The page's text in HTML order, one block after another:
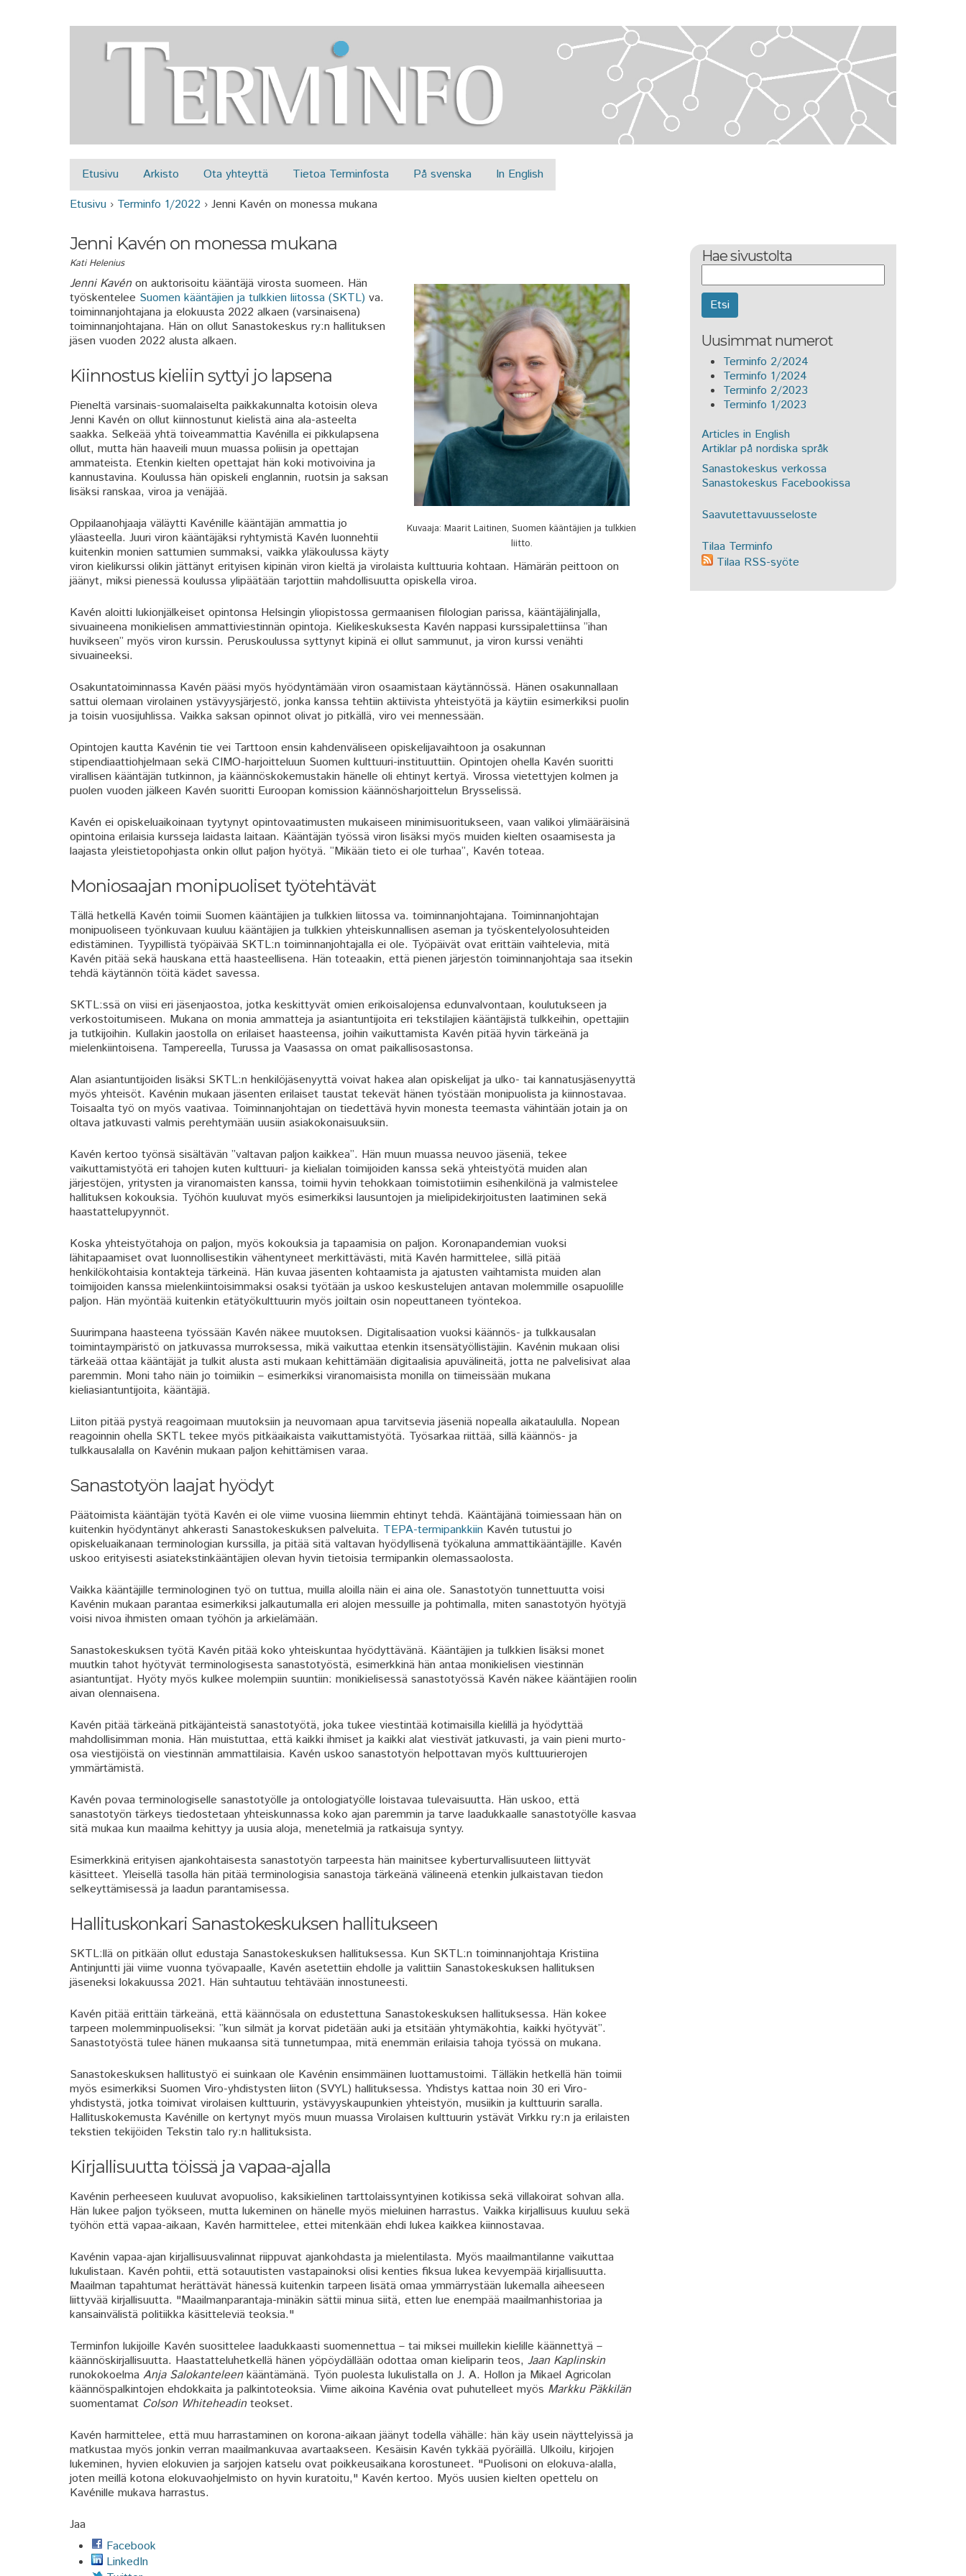
Päävalikko
Etusivu Arkisto Ota yhteyttä Tietoa Terminfosta På svenska In English
Etusivu › Terminfo 1/2022 › Jenni Kavén on monessa mukana
Jenni Kavén on monessa mukana
Kati Helenius
Kuvaaja: Maarit Laitinen, Suomen kääntäjien ja tulkkien
liitto.
Jenni Kavénon auktorisoitu kääntäjä virosta suomeen. Hän
työskentelee Suomen kääntäjien ja tulkkien liitossa (SKTL) va.
toiminnanjohtajana ja elokuusta 2022 alkaen (varsinaisena)
toiminnanjohtajana. Hän on ollut Sanastokeskus ry:n hallituksen
jäsen vuoden 2022 alusta alkaen.
Kiinnostus kieliin syttyi jo lapsena
Pieneltä varsinais-suomalaiselta paikkakunnalta kotoisin oleva
Jenni Kavén on ollut kiinnostunut kielistä aina ala-asteelta
saakka. Selkeää yhtä toiveammattia Kavénilla ei pikkulapsena
ollut, mutta hän haaveili muun muassa poliisin ja opettajan
ammateista. Etenkin kielten opettajat hän koki motivoivina ja
kannustavina. Koulussa hän opiskeli englannin, ruotsin ja saksan
lisäksi ranskaa, viroa ja venäjää.
Oppilaanohjaaja väläytti Kavénille kääntäjän ammattia jo
yläasteella. Juuri viron kääntäjäksi ryhtymistä Kavén luonnehtii
kuitenkin monien sattumien summaksi, vaikka yläkoulussa käyty
viron kielikurssi olikin jättänyt erityisen kipinän viron kieltä ja virolaista kulttuuria kohtaan. Hämärän peittoon on
jäänyt, miksi pienessä koulussa ylipäätään tarjottiin mahdollisuutta opiskella viroa.
Kavén aloitti lukionjälkeiset opintonsa Helsingin yliopistossa germaanisen filologian parissa, kääntäjälinjalla,
sivuaineena monikielisen ammattiviestinnän opintoja. Kielikeskuksesta Kavén nappasi kurssipalettiinsa ”ihan
huvikseen” myös viron kurssin. Peruskoulussa syttynyt kipinä ei ollut sammunut, ja viron kurssi venähti
sivuaineeksi.
Osakuntatoiminnassa Kavén pääsi myös hyödyntämään viron osaamistaan käytännössä. Hänen osakunnallaan
sattui olemaan virolainen ystävyysjärjestö, jonka kanssa tehtiin aktiivista yhteistyötä ja käytiin esimerkiksi puolin
ja toisin vuosijuhlissa. Vaikka saksan opinnot olivat jo pitkällä, viro vei mennessään.
Opintojen kautta Kavénin tie vei Tarttoon ensin kahdenväliseen opiskelijavaihtoon ja osakunnan
stipendiaattiohjelmaan sekä CIMO-harjoitteluun Suomen kulttuuri-instituuttiin. Opintojen ohella Kavén suoritti
virallisen kääntäjän tutkinnon, ja käännöskokemustakin hänelle oli ehtinyt kertyä. Virossa vietettyjen kolmen ja
puolen vuoden jälkeen Kavén suoritti Euroopan komission käännösharjoittelun Brysselissä.
Kavén ei opiskeluaikoinaan tyytynyt opintovaatimusten mukaiseen minimisuoritukseen, vaan valikoi ylimääräisinä
opintoina erilaisia kursseja laidasta laitaan. Kääntäjän työssä viron lisäksi myös muiden kielten osaamisesta ja
laajasta yleistietopohjasta onkin ollut paljon hyötyä. ”Mikään tieto ei ole turhaa”, Kavén toteaa.
Moniosaajan monipuoliset työtehtävät
Tällä hetkellä Kavén toimii Suomen kääntäjien ja tulkkien liitossa va. toiminnanjohtajana. Toiminnanjohtajan
monipuoliseen työnkuvaan kuuluu kääntäjien ja tulkkien yhteiskunnallisen aseman ja työskentelyolosuhteiden
edistäminen. Tyypillistä työpäivää SKTL:n toiminnanjohtajalla ei ole. Työpäivät ovat erittäin vaihtelevia, mitä
Kavén pitää sekä hauskana että haasteellisena. Hän toteaakin, että pienen järjestön toiminnanjohtaja saa itsekin
tehdä käytännön töitä kädet savessa.
SKTL:ssä on viisi eri jäsenjaostoa, jotka keskittyvät omien erikoisalojensa edunvalvontaan, koulutukseen ja
verkostoitumiseen. Mukana on monia ammatteja ja asiantuntijoita eri tekstilajien kääntäjistä tulkkeihin, opettajiin
ja tutkijoihin. Kullakin jaostolla on erilaiset haasteensa, joihin vaikuttamista Kavén pitää hyvin tärkeänä ja
mielenkiintoisena. Tampereella, Turussa ja Vaasassa on omat paikallisosastonsa.
Alan asiantuntijoiden lisäksi SKTL:n henkilöjäsenyyttä voivat hakea alan opiskelijat ja ulko- tai kannatusjäsenyyttä
myös yhteisöt. Kavénin mukaan jäsenten erilaiset taustat tekevät hänen työstään monipuolista ja kiinnostavaa.
Toisaalta työ on myös vaativaa. Toiminnanjohtajan on tiedettävä hyvin monesta teemasta vähintään jotain ja on
oltava jatkuvasti valmis perehtymään uusiin asiakokonaisuuksiin.
Kavén kertoo työnsä sisältävän ”valtavan paljon kaikkea”. Hän muun muassa neuvoo jäseniä, tekee
vaikuttamistyötä eri tahojen kuten kulttuuri- ja kielialan toimijoiden kanssa sekä yhteistyötä muiden alan
järjestöjen, yritysten ja viranomaisten kanssa, toimii hyvin tehokkaan toimistotiimin esihenkilönä ja valmistelee
hallituksen kokouksia. Työhön kuuluvat myös esimerkiksi lausuntojen ja mielipidekirjoitusten laatiminen sekä
haastattelupyynnöt.
Koska yhteistyötahoja on paljon, myös kokouksia ja tapaamisia on paljon. Koronapandemian vuoksi
lähitapaamiset ovat luonnollisestikin vähentyneet merkittävästi, mitä Kavén harmittelee, sillä pitää
henkilökohtaisia kontakteja tärkeinä. Hän kuvaa jäsenten kohtaamista ja ajatusten vaihtamista muiden alan
toimijoiden kanssa mielenkiintoisimmaksi osaksi työtään ja uskoo keskustelujen antavan molemmille osapuolille
paljon. Hän myöntää kuitenkin etätyökulttuurin myös joiltain osin nopeuttaneen työntekoa.
Suurimpana haasteena työssään Kavén näkee muutoksen. Digitalisaation vuoksi käännös- ja tulkkausalan
toimintaympäristö on jatkuvassa murroksessa, mikä vaikuttaa etenkin itsensätyöllistäjiin. Kavénin mukaan olisi
tärkeää ottaa kääntäjät ja tulkit alusta asti mukaan kehittämään digitaalisia apuvälineitä, jotta ne palvelisivat alaa
paremmin. Moni taho näin jo toimiikin – esimerkiksi viranomaisista monilla on tiimeissään mukana
kieliasiantuntijoita, kääntäjiä.
Liiton pitää pystyä reagoimaan muutoksiin ja neuvomaan apua tarvitsevia jäseniä nopealla aikataululla. Nopean
reagoinnin ohella SKTL tekee myös pitkäaikaista vaikuttamistyötä. Työsarkaa riittää, sillä käännös- ja
tulkkausalalla on Kavénin mukaan paljon kehittämisen varaa.
Sanastotyön laajat hyödyt
Päätoimista kääntäjän työtä Kavén ei ole viime vuosina liiemmin ehtinyt tehdä. Kääntäjänä toimiessaan hän on
kuitenkin hyödyntänyt ahkerasti Sanastokeskuksen palveluita. TEPA-termipankkiin Kavén tutustui jo
opiskeluaikanaan terminologian kurssilla, ja pitää sitä valtavan hyödyllisenä työkaluna ammattikääntäjille. Kavén
uskoo erityisesti asiatekstinkääntäjien olevan hyvin tietoisia termipankin olemassaolosta.
Vaikka kääntäjille terminologinen työ on tuttua, muilla aloilla näin ei aina ole. Sanastotyön tunnettuutta voisi
Kavénin mukaan parantaa esimerkiksi jalkautumalla eri alojen messuille ja pohtimalla, miten sanastotyön hyötyjä
voisi nivoa ihmisten omaan työhön ja arkielämään.
Sanastokeskuksen työtä Kavén pitää koko yhteiskuntaa hyödyttävänä. Kääntäjien ja tulkkien lisäksi monet
muutkin tahot hyötyvät terminologisesta sanastotyöstä, esimerkkinä hän antaa monikielisen viestinnän
asiantuntijat. Hyöty myös kulkee molempiin suuntiin: monikielisessä sanastotyössä Kavén näkee kääntäjien roolin
aivan olennaisena.
Kavén pitää tärkeänä pitkäjänteistä sanastotyötä, joka tukee viestintää kotimaisilla kielillä ja hyödyttää
mahdollisimman monia. Hän muistuttaa, että kaikki ihmiset ja kaikki alat viestivät jatkuvasti, ja vain pieni murto-
osa viestijöistä on viestinnän ammattilaisia. Kavén uskoo sanastotyön helpottavan myös kulttuurierojen
ymmärtämistä.
Kavén povaa terminologiselle sanastotyölle ja ontologiatyölle loistavaa tulevaisuutta. Hän uskoo, että
sanastotyön tärkeys tiedostetaan yhteiskunnassa koko ajan paremmin ja tarve laadukkaalle sanastotyölle kasvaa
sitä mukaa kun maailma kehittyy ja uusia aloja, menetelmiä ja ratkaisuja syntyy.
Esimerkkinä erityisen ajankohtaisesta sanastotyön tarpeesta hän mainitsee kyberturvallisuuteen liittyvät
käsitteet. Yleisellä tasolla hän pitää terminologisia sanastoja tärkeänä välineenä etenkin julkaistavan tiedon
selkeyttämisessä ja laadun parantamisessa.
Hallituskonkari Sanastokeskuksen hallitukseen
SKTL:llä on pitkään ollut edustaja Sanastokeskuksen hallituksessa. Kun SKTL:n toiminnanjohtaja Kristiina
Antinjuntti jäi viime vuonna työvapaalle, Kavén asetettiin ehdolle ja valittiin Sanastokeskuksen hallituksen
jäseneksi lokakuussa 2021. Hän suhtautuu tehtävään innostuneesti.
Kavén pitää erittäin tärkeänä, että käännösala on edustettuna Sanastokeskuksen hallituksessa. Hän kokee
tarpeen molemminpuoliseksi: ”kun silmät ja korvat pidetään auki ja etsitään yhtymäkohtia, kaikki hyötyvät”.
Sanastotyöstä tulee hänen mukaansa sitä tunnetumpaa, mitä enemmän erilaisia tahoja työssä on mukana.
Sanastokeskuksen hallitustyö ei suinkaan ole Kavénin ensimmäinen luottamustoimi. Tälläkin hetkellä hän toimii
myös esimerkiksi Suomen Viro-yhdistysten liiton (SVYL) hallituksessa. Yhdistys kattaa noin 30 eri Viro-
yhdistystä, jotka toimivat virolaisen kulttuurin, ystävyyskaupunkien yhteistyön, musiikin ja kulttuurin saralla.
Hallituskokemusta Kavénille on kertynyt myös muun muassa Virolaisen kulttuurin ystävät Virkku ry:n ja erilaisten
tekstien tekijöiden Tekstin talo ry:n hallituksista.
Kirjallisuutta töissä ja vapaa-ajalla
Kavénin perheeseen kuuluvat avopuoliso, kaksikielinen tarttolaissyntyinen kotikissa sekä villakoirat sohvan alla.
Hän lukee paljon työkseen, mutta lukeminen on hänelle myös mieluinen harrastus. Vaikka kirjallisuus kuuluu sekä
työhön että vapaa-aikaan, Kavén harmittelee, ettei mitenkään ehdi lukea kaikkea kiinnostavaa.
Kavénin vapaa-ajan kirjallisuusvalinnat riippuvat ajankohdasta ja mielentilasta. Myös maailmantilanne vaikuttaa
lukulistaan. Kavén pohtii, että sotauutisten vastapainoksi olisi kenties fiksua lukea kevyempää kirjallisuutta.
Maailman tapahtumat herättävät hänessä kuitenkin tarpeen lisätä omaa ymmärrystään lukemalla aiheeseen
liittyvää kirjallisuutta. "Maailmanparantaja-minäkin sättii minua siitä, etten lue enempää maailmanhistoriaa ja
kansainvälistä politiikka käsitteleviä teoksia."
Terminfon lukijoille Kavén suosittelee laadukkaasti suomennettua – tai miksei muillekin kielille käännettyä –
käännöskirjallisuutta. Haastatteluhetkellä hänen yöpöydällään odottaa oman kieliparin teos, Jaan Kaplinskin
runokokoelma Anja Salokanteleenkääntämänä. Työn puolesta lukulistalla on J. A. Hollon ja Mikael Agricolan
käännöspalkintojen ehdokkaita ja palkintoteoksia. Viime aikoina Kavénia ovat puhutelleet myös Markku Päkkilän
suomentamat Colson Whiteheadinteokset.
Kavén harmittelee, että muu harrastaminen on korona-aikaan jäänyt todella vähälle: hän käy usein näyttelyissä ja
matkustaa myös jonkin verran maailmankuvaa avartaakseen. Kesäisin Kavén tykkää pyöräillä. Ulkoilu, kirjojen
lukeminen, hyvien elokuvien ja sarjojen katselu ovat poikkeusaikana korostuneet. "Puolisoni on elokuva-alalla,
joten meillä kotona elokuvaohjelmisto on hyvin kuratoitu," Kavén kertoo. Myös uusien kielten opettelu on
Kavénille mukava harrastus.
Jaa
Facebook
LinkedIn
Hae sivustolta
Uusimmat numerot
Terminfo 2/2024
Terminfo 1/2024
Terminfo 2/2023
Terminfo 1/2023
Articles in English
Artiklar på nordiska språk
Sanastokeskus verkossa
Sanastokeskus Facebookissa
Saavutettavuusseloste
Tilaa Terminfo
Tilaa RSS-syöte